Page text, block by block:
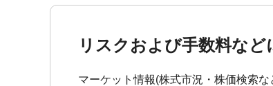
リスクおよび手数料など
マーケット情報(株式市況・株価検索な